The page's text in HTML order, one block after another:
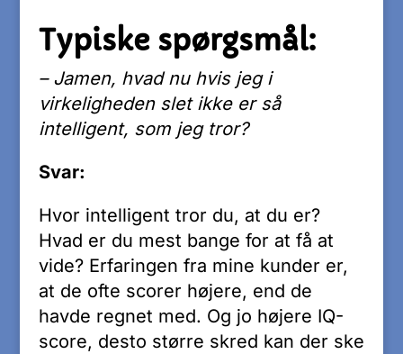
Typiske spørgsmål:
– Jamen, hvad nu hvis jeg i
virkeligheden slet ikke er så
intelligent, som jeg tror?
Svar:
Hvor intelligent tror du, at du er?
Hvad er du mest bange for at få at
vide? Erfaringen fra mine kunder er,
at de ofte scorer højere, end de
havde regnet med. Og jo højere IQ-
score, desto større skred kan der ske